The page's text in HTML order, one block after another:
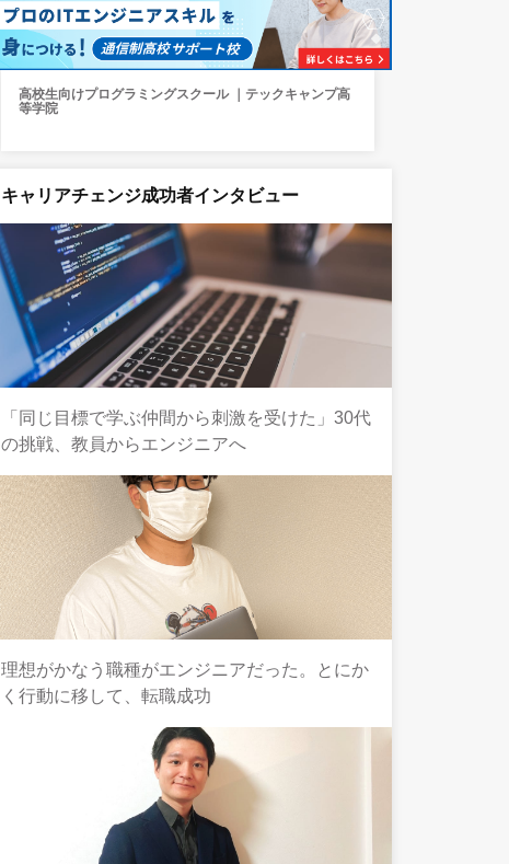
高校生向けプログラミングスクール ｜テックキャンプ高
等学院
キャリアチェンジ成功者インタビュー
「同じ目標で学ぶ仲間から刺激を受けた」30代
の挑戦、教員からエンジニアへ
理想がかなう職種がエンジニアだった。とにか
く行動に移して、転職成功